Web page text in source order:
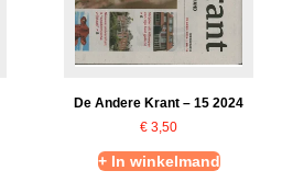
De Andere Krant – 15 2024
€ 3,50
+ In winkelmand